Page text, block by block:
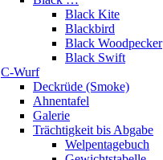
Black Kite
Blackbird
Black Woodpecker
Black Swift
C-Wurf
Deckrüde (Smoke)
Ahnentafel
Galerie
Trächtigkeit bis Abgabe
Welpentagebuch